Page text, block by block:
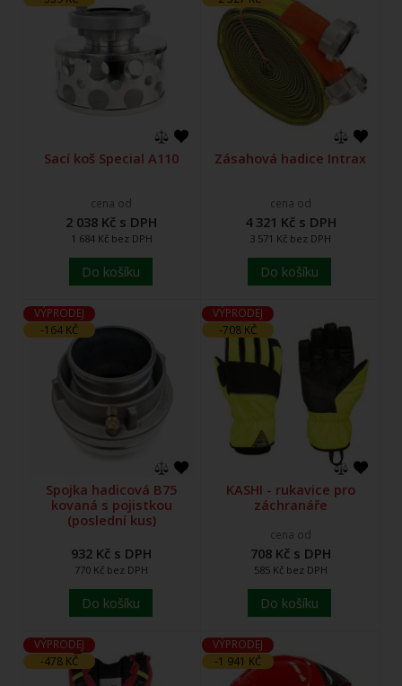
Sací koš Special A110
cena od
2 038 Kč s DPH
1 684 Kč bez DPH
Do košíku
Zásahová hadice Intrax
cena od
4 321 Kč s DPH
3 571 Kč bez DPH
Do košíku
VÝPRODEJ
-164 KČ
Spojka hadicová B75
kovaná s pojistkou
(poslední kus)
932 Kč s DPH
770 Kč bez DPH
Do košíku
VÝPRODEJ
-708 KČ
KASHI - rukavice pro
záchranáře
cena od
708 Kč s DPH
585 Kč bez DPH
Do košíku
VÝPRODEJ
-478 KČ
VÝPRODEJ
-1 941 KČ